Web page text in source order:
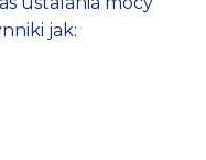
jak: